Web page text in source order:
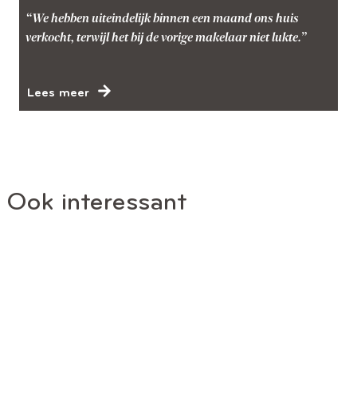
“We hebben uiteindelijk binnen een maand ons huis
verkocht, terwijl het bij de vorige makelaar niet lukte.”
Lees meer
Ook interessant